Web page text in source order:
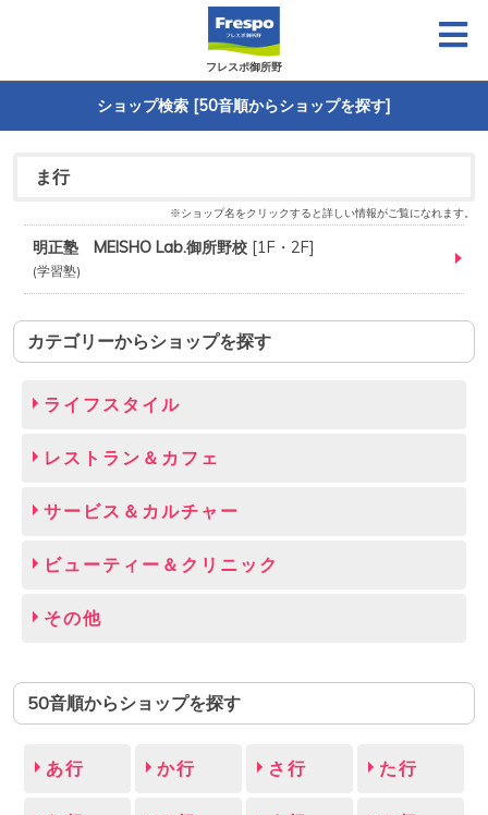
フレスポ御所野
ショップ検索 [50音順からショップを探す]
ま行
※ショップ名をクリックすると詳しい情報がご覧になれます。
明正塾 MEISHO Lab.御所野校 [1F・2F]
学習塾
カテゴリーからショップを探す
ライフスタイル
レストラン＆カフェ
サービス＆カルチャー
ビューティー＆クリニック
その他
50音順からショップを探す
あ行 か行 さ行 た行